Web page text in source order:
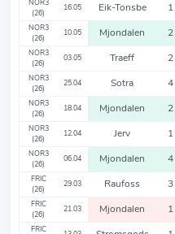
NOR3
(26)
16.05 Eik-Tonsbe 1
NOR3
(26)
10.05 Mjondalen 2
NOR3
(26)
03.05 Traeff 2
NOR3
(26)
25.04 Sotra 4
NOR3
(26)
18.04 Mjondalen 2
NOR3
(26)
12.04 Jerv 1
NOR3
(26)
06.04 Mjondalen 4
FRIC
(26)
29.03 Raufoss 3
FRIC
(26)
21.03 Mjondalen 1
FRIC